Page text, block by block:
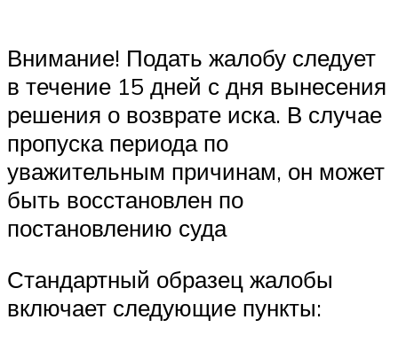
Внимание! Подать жалобу следует
в течение 15 дней с дня вынесения
решения о возврате иска. В случае
пропуска периода по
уважительным причинам, он может
быть восстановлен по
постановлению суда
Стандартный образец жалобы
включает следующие пункты: